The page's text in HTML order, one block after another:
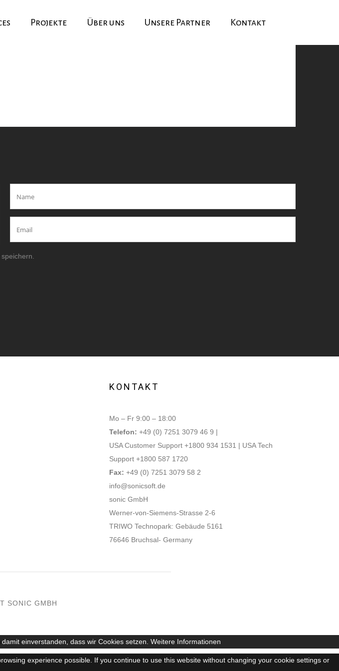
Projekte Über uns Unsere Partner Kontakt
KONTAKT
Mo – Fr 9:00 – 18:00
Telefon: +49 (0) 7251 3079 46 9 |
USA Customer Support +1800 934 1531 | USA Tech
Support +1800 587 1720
Fax: +49 (0) 7251 3079 58 2
info@sonicsoft.de
sonic GmbH
Werner-von-Siemens-Strasse 2-6
TRIWO Technopark: Gebäude 5161
76646 Bruchsal- Germany
SONIC GMBH
einverstanden, dass wir Cookies setzen. Weitere Informationen
experience possible. If you continue to use this website without changing your cookie settings or